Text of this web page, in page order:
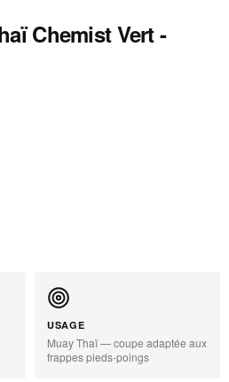
Chemist Vert -
USAGE
Muay Thaï — coupe adaptée aux
frappes pieds-poings